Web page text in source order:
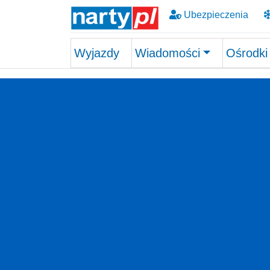
Ubezpieczenia
Wyjazdy Wiadomości Ośrodki